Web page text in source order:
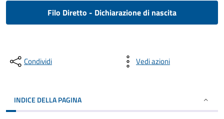
Filo Diretto - Dichiarazione di nascita
Condividi Vedi azioni
INDICE DELLA PAGINA